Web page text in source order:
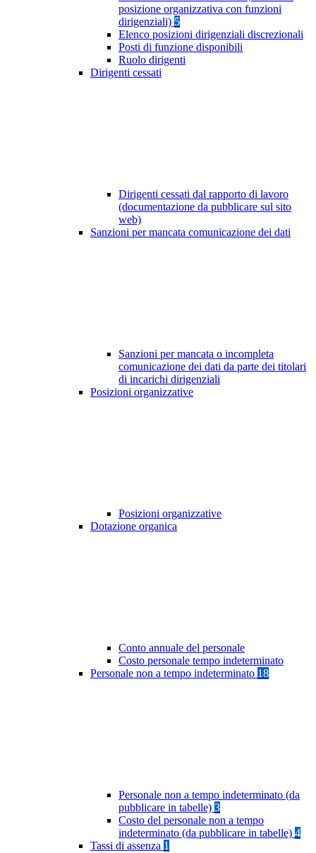
posizione organizzativa con funzioni
dirigenziali) 5
Elenco posizioni dirigenziali discrezionali
Posti di funzione disponibili
Ruolo dirigenti
Dirigenti cessati
Dirigenti cessati dal rapporto di lavoro
(documentazione da pubblicare sul sito
web)
Sanzioni per mancata comunicazione dei dati
Sanzioni per mancata o incompleta
comunicazione dei dati da parte dei titolari
di incarichi dirigenziali
Posizioni organizzative
Posizioni organizzative
Dotazione organica
Conto annuale del personale
Costo personale tempo indeterminato
Personale non a tempo indeterminato 18
Personale non a tempo indeterminato (da
pubblicare in tabelle) 3
Costo del personale non a tempo
indeterminato (da pubblicare in tabelle) 4
Tassi di assenza 1